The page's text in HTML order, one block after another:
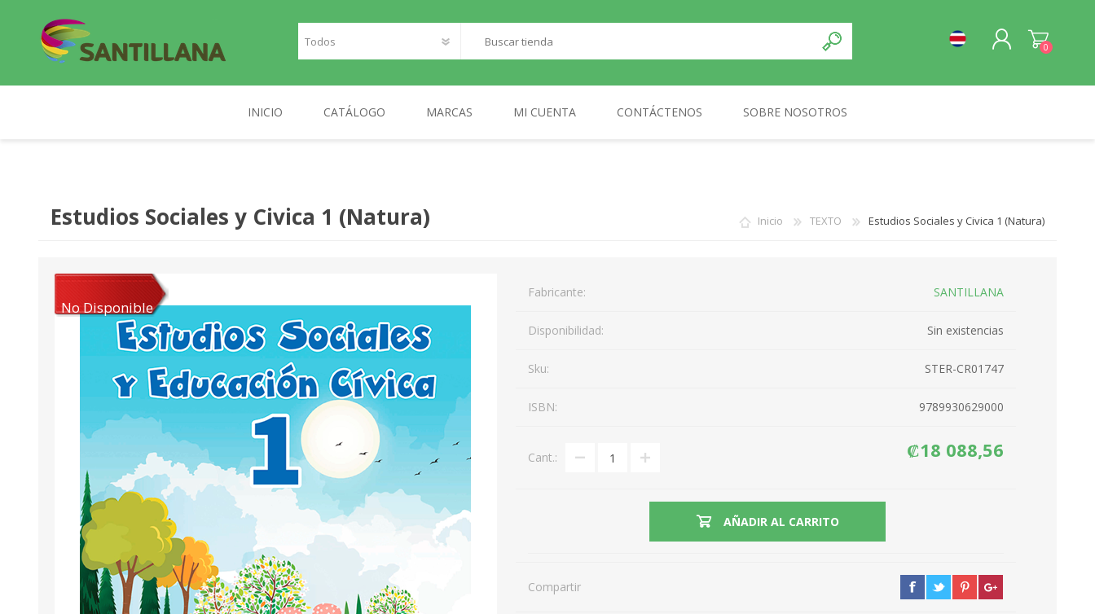
0
INICIO CATÁLOGO
FRANCES
DIGITAL
MARCAS MI CUENTA CONTÁCTENOS SOBRE NOSOTROS
Inicio TEXTO Estudios Sociales y Civica 1 (Natura)
Estudios Sociales y Civica 1 (Natura)
No Disponible
Fabricante: SANTILLANA
Disponibilidad: Sin existencias
Sku: STER-CR01747
ISBN: 9789930629000
₡18 088,56
Cant.:
AÑADIR AL CARRITO
Compartir